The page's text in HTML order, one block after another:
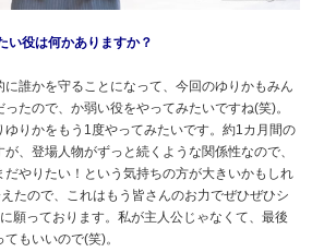
い役は何かありますか？
誰かを守ることになって、今回のゆりかもみん
たので、か弱い役をやってみたいですね(笑)。
りかをもう1度やってみたいです。約1カ月間の
、登場人物がずっと続くような関係性なので、
やりたい！という気持ちの方が大きいかもしれ
たので、これはもう皆さんのお力でぜひぜひシ
願っております。私が主人公じゃなくて、最後
もいいので(笑)。